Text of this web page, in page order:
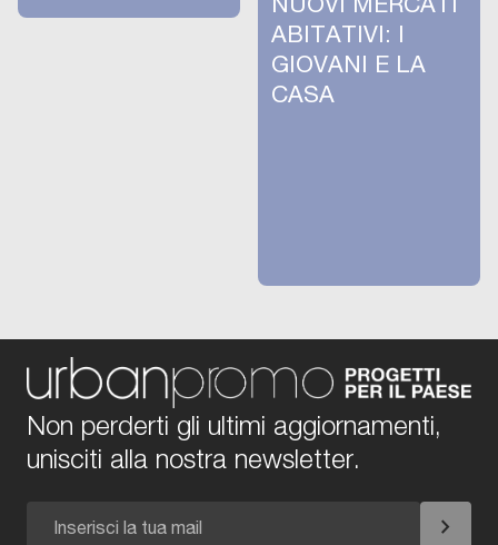
ABITATIVI: I
GIOVANI E LA
CASA
Non perderti gli ultimi aggiornamenti,
unisciti alla nostra newsletter.
chevron_right